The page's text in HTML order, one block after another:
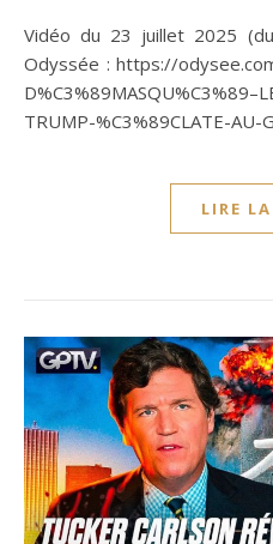
Vidéo du 23 juillet 2025 (durée 22 min) : Source vidéo
Odyssée : https://
TRUMP-%C3%89CLATE-AU-
LIRE